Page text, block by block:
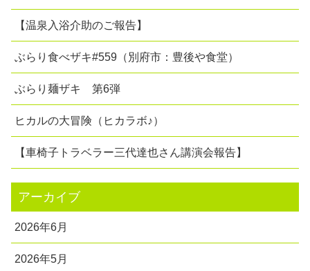
【温泉入浴介助のご報告】
ぶらり食べザキ#559（別府市：豊後や食堂）
ぶらり麺ザキ 第6弾
ヒカルの大冒険（ヒカラボ♪）
【車椅子トラベラー三代達也さん講演会報告】
アーカイブ
2026年6月
2026年5月